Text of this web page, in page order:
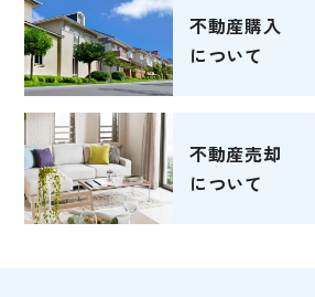
不動産購入
について
不動産売却
について